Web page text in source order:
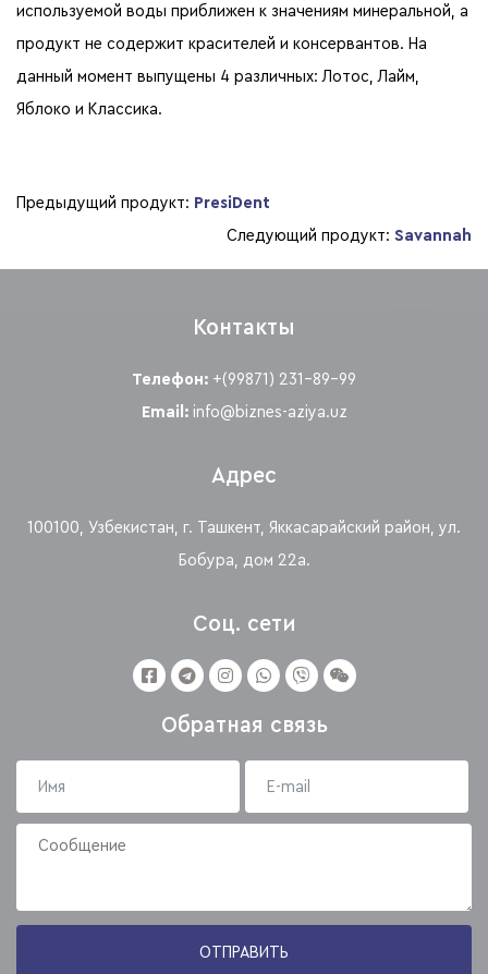
используемой воды приближен к значениям минеральной, а
продукт не содержит красителей и консервантов. На
данный момент выпущены 4 различных: Лотос, Лайм,
Яблоко и Классика.
Предыдущий продукт: PresiDent
Следующий продукт: Savannah
Контакты
Телефон: +(99871) 231-89-99
Email: info@biznes-aziya.uz
Адрес
100100, Узбекистан, г. Ташкент, Яккасарайский район, ул.
Бобура, дом 22а.
Соц. сети
Обратная связь